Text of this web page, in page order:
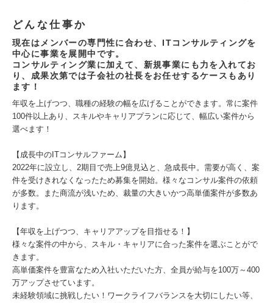
どんな仕事か
現在はメンバーの専門性に合わせ、ITコンサルティングを
中心に事業を展開中です。
コンサルティング業に加えて、新規事業にも力を入れてお
り、成果次第では子会社の社長をお任せするケースもあり
ます！
年収を上げつつ、職種の経験の幅を広げることができます。常に案件
100件以上あり、スキルやキャリアプランに応じて、幅広い案件から
選べます！
【成長中のITコンサルファーム】
2022年に設立し、2期目で売上9億見込と、急成長中。需要が高く、案
件を受けきれなくなったため募集を開始。様々なコンサル案件の依頼
が多数。また商流が浅いため、裁量の大きいかつ高単価案件が多数あ
ります。
【年収を上げつつ、キャリアアップを目指せる！】
様々な案件の中から、スキル・キャリアに合った案件を選ぶことがで
きます。
高単価案件を豊富なため入社いただいた方、全員が給与を100万～400
万アップさせています。
未経験領域に挑戦したい！ワークライフバランスを大切にしたい等、